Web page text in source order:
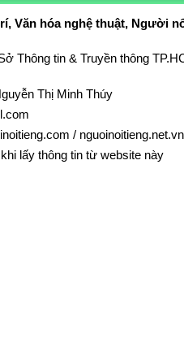
Văn hóa nghệ thuật, Người
Thông tin & Truyền thông
Thị Minh Thúy
/ nguoinoitieng.net.vn
khi lấy thông tin từ website này